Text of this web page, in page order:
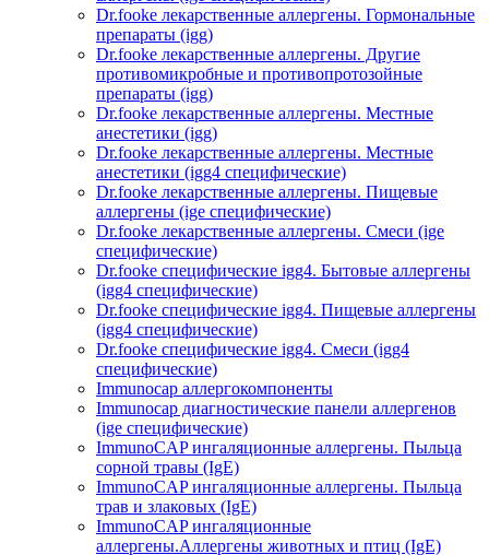
Dr.fooke лекарственные аллергены. Гормональные
препараты (igg)
Dr.fooke лекарственные аллергены. Другие
противомикробные и противопротозойные
препараты (igg)
Dr.fooke лекарственные аллергены. Местные
анестетики (igg)
Dr.fooke лекарственные аллергены. Местные
анестетики (igg4 специфические)
Dr.fooke лекарственные аллергены. Пищевые
аллергены (ige специфические)
Dr.fooke лекарственные аллергены. Смеси (ige
специфические)
Dr.fooke специфические igg4. Бытовые аллергены
(igg4 специфические)
Dr.fooke специфические igg4. Пищевые аллергены
(igg4 специфические)
Dr.fooke специфические igg4. Смеси (igg4
специфические)
Immunocap аллергокомпоненты
Immunocap диагностические панели аллергенов
(ige специфические)
ImmunoCAP ингаляционные аллергены. Пыльца
сорной травы (IgE)
ImmunoCAP ингаляционные аллергены. Пыльца
трав и злаковых (IgE)
ImmunoCAP ингаляционные
аллергены.Аллергены животных и птиц (IgE)